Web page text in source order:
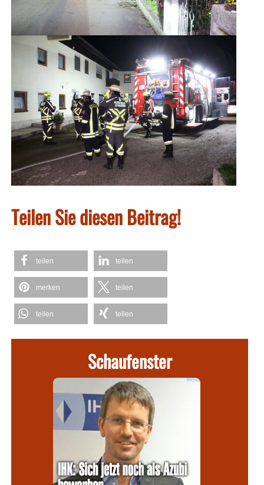
Teilen Sie diesen Beitrag!
teilen teilen
merken teilen
teilen teilen
Schaufenster